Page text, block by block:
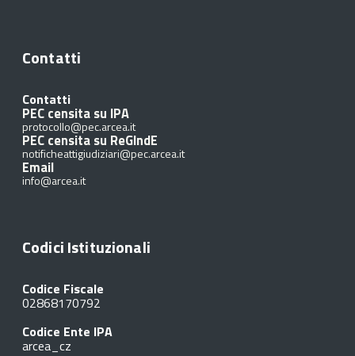
Contatti
Contatti
PEC censita su IPA
protocollo@pec.arcea.it
PEC censita su ReGIndE
notificheattigiudiziari@pec.arcea.it
Email
info@arcea.it
Codici Istituzionali
Codice Fiscale
02868170792
Codice Ente IPA
arcea_cz